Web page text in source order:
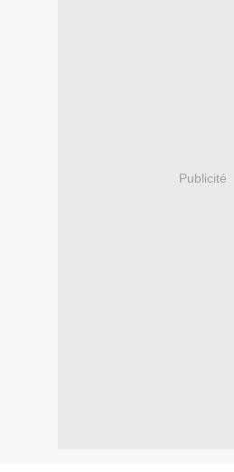
Publicité